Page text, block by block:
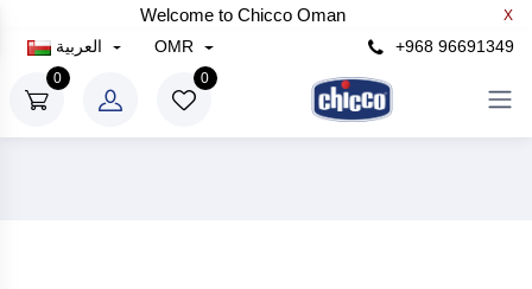
Welcome to Chicco Oman X
+968 96691349
OMR
0
0
×